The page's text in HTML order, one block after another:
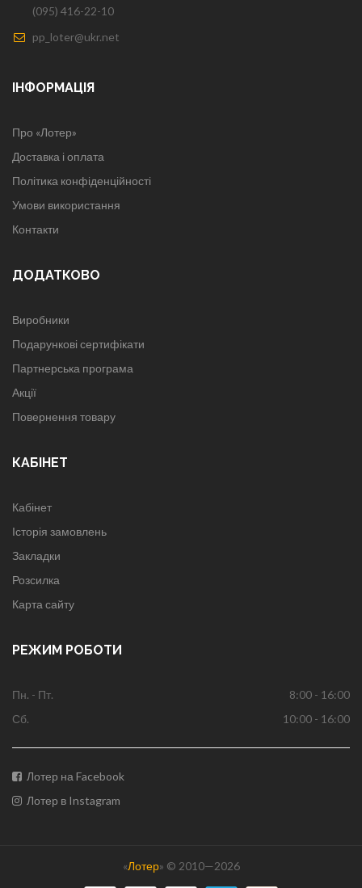
(095) 416-22-10
pp_loter@ukr.net
ІНФОРМАЦІЯ
Про «Лотер»
Доставка і оплата
Політика конфіденційності
Умови використання
Контакти
ДОДАТКОВО
Виробники
Подарункові сертифікати
Партнерська програма
Акції
Повернення товару
КАБІНЕТ
Кабінет
Історія замовлень
Закладки
Розсилка
Карта сайту
РЕЖИМ РОБОТИ
Пн. - Пт.
8:00 - 16:00
Сб.
10:00 - 16:00
Лотер на Facebook
Лотер в Instagram
«Лотер» © 2010—2026